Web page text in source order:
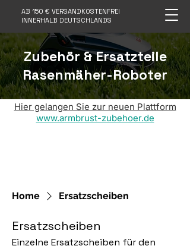
AB 150 € VERSANDKOSTENFREI
INNERHALB DEUTSCHLANDS
Zubehör & Ersatzteile
Rasenmäher-Roboter
Hier gelangen Sie zur neuen Plattform
www.armbrust-zubehoer.de
Home Ersatzscheiben
Ersatzscheiben
Einzelne Ersatzscheiben für den